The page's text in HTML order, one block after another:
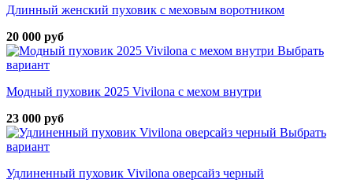
Длинный женский пуховик с меховым воротником
20 000 руб
Выбрать
вариант
Модный пуховик 2025 Vivilona с мехом внутри
23 000 руб
Выбрать
вариант
Удлиненный пуховик Vivilona оверсайз черный